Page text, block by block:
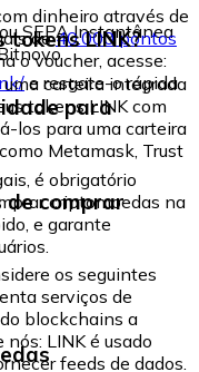
SEPA Instantânea
dinheiro através de
de40.000 pontos
o voucher, acesse:
e resgate-o rápida
tokens LINK?
carteira integrada
tokens LINK com
los para uma carteira
Metamask, Trust
para
é obrigatório
criptomoedas na
e garante
de comprar
os seguintes
serviços de
blockchains a
LINK é usado
feeds de dados.